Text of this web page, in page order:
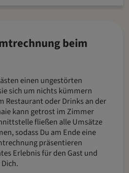
beim
einen ungestörten
sich um nichts kümmern
Restaurant oder Drinks an der
kann getrost im Zimmer
fließen alle Umsätze
sodass Du am Ende eine
präsentieren
Erlebnis für den Gast und